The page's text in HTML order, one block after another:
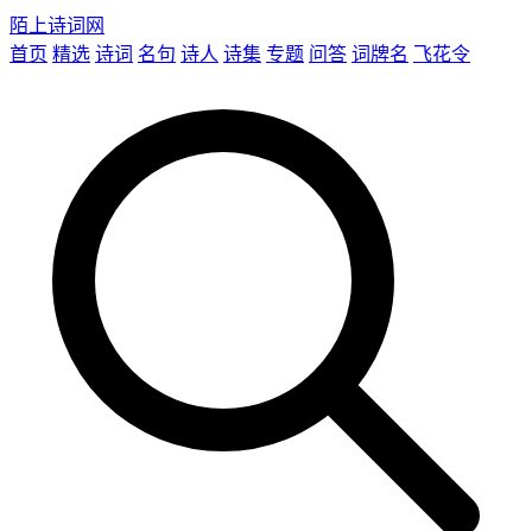
陌上诗词网
首页 精选 诗词 名句 诗人 诗集 专题 问答 词牌名 飞花令